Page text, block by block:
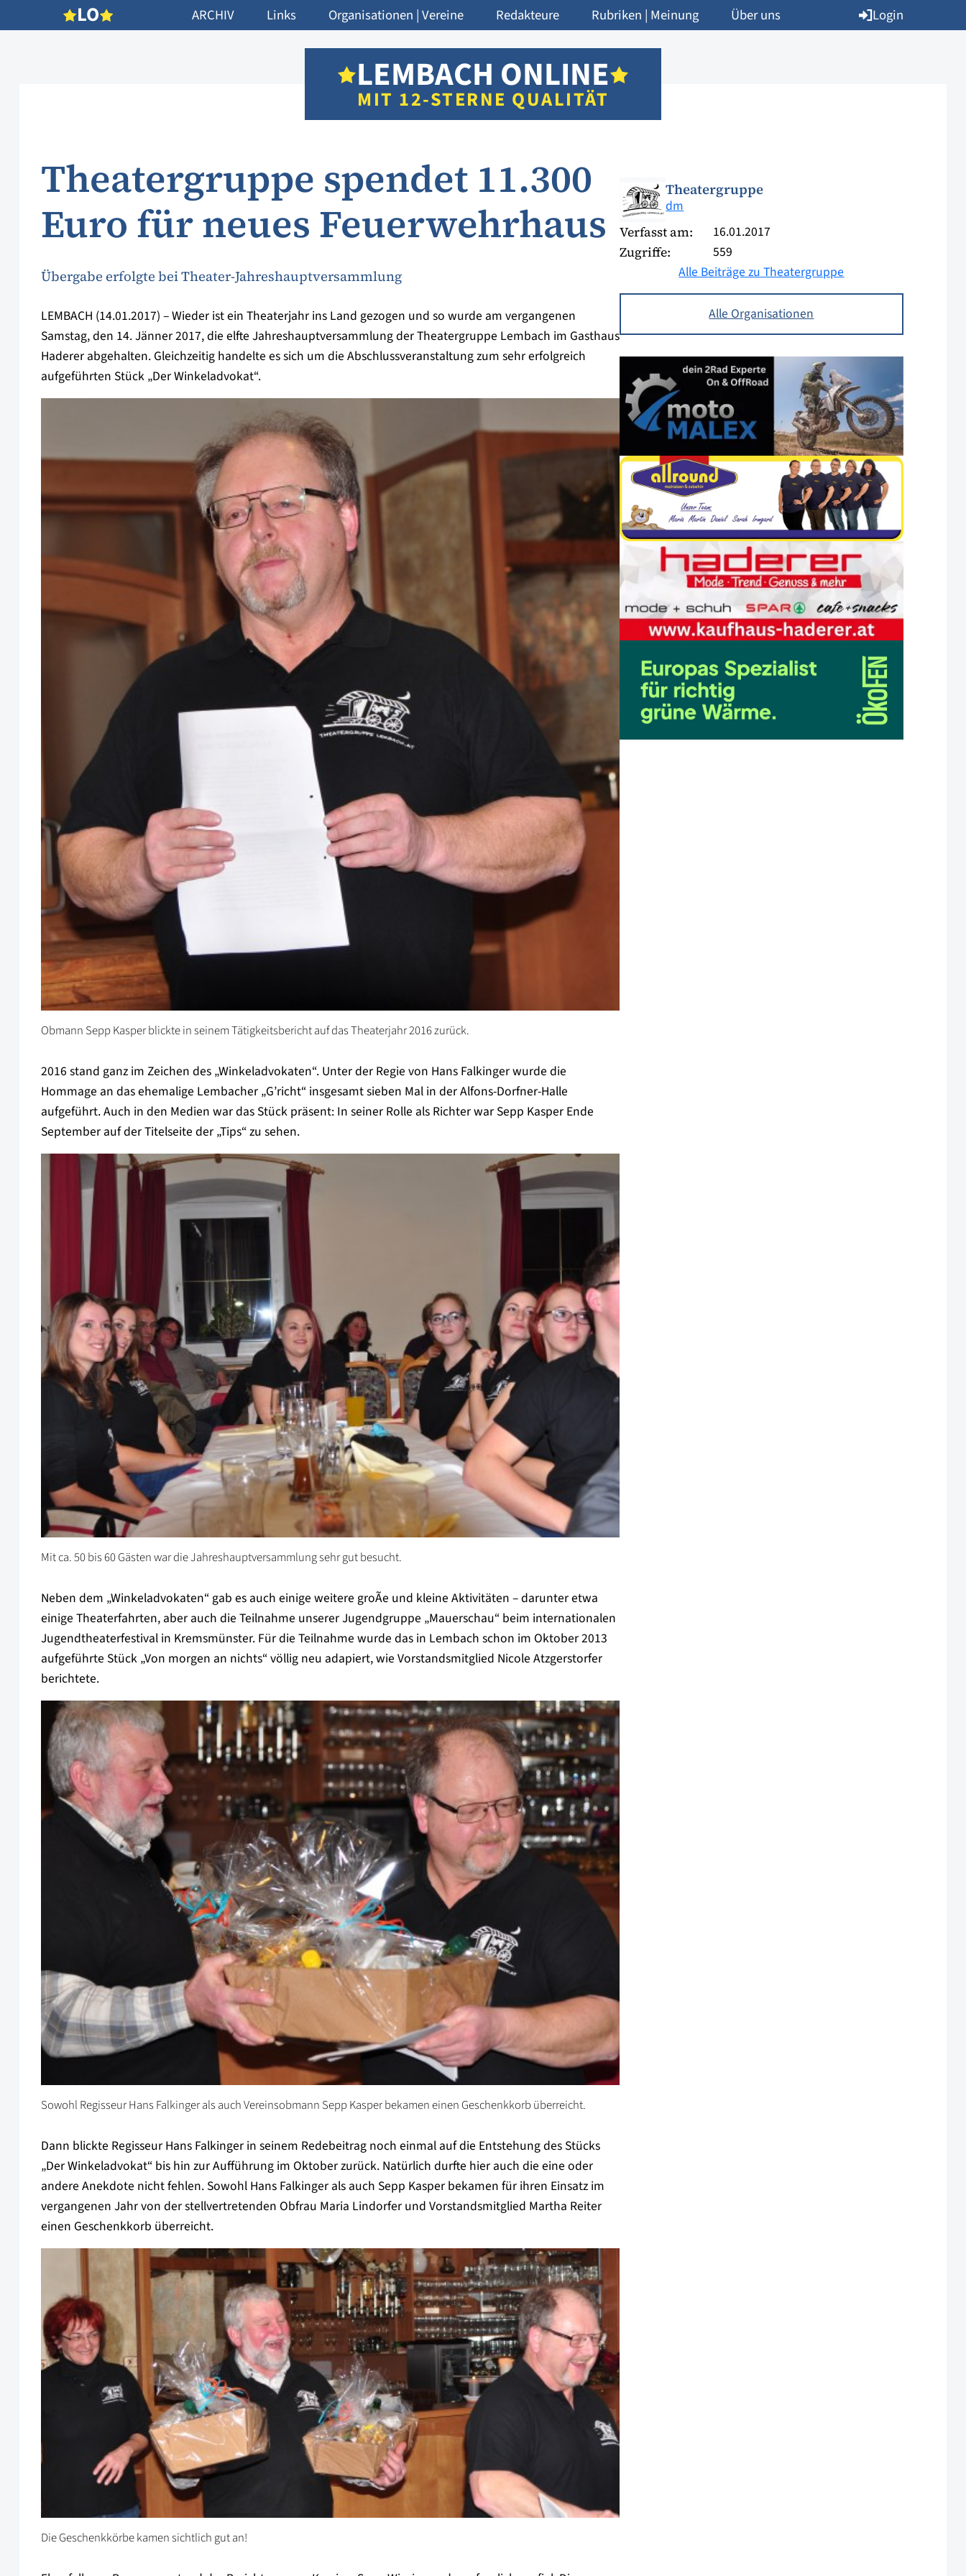
LO ARCHIV Links Organisationen | Vereine Redakteure Rubriken | Meinung Über uns Login
LEMBACH ONLINE
MIT 12-STERNE QUALITÄT
Theatergruppe spendet 11.300
Euro für neues Feuerwehrhaus
Übergabe erfolgte bei Theater-Jahreshauptversammlung
LEMBACH (14.01.2017) – Wieder ist ein Theaterjahr ins Land gezogen und so wurde am vergangenen
Samstag, den 14. Jänner 2017, die elfte Jahreshauptversammlung der Theatergruppe Lembach im Gasthaus
Haderer abgehalten. Gleichzeitig handelte es sich um die Abschlussveranstaltung zum sehr erfolgreich
aufgeführten Stück „Der Winkeladvokat“.
Obmann Sepp Kasper blickte in seinem Tätigkeitsbericht auf das Theaterjahr 2016 zurück.
2016 stand ganz im Zeichen des „Winkeladvokaten“. Unter der Regie von Hans Falkinger wurde die
Hommage an das ehemalige Lembacher „G’richt“ insgesamt sieben Mal in der Alfons-Dorfner-Halle
aufgeführt. Auch in den Medien war das Stück präsent: In seiner Rolle als Richter war Sepp Kasper Ende
September auf der Titelseite der „Tips“ zu sehen.
Mit ca. 50 bis 60 Gästen war die Jahreshauptversammlung sehr gut besucht.
Neben dem „Winkeladvokaten“ gab es auch einige weitere groÃe und kleine Aktivitäten – darunter etwa
einige Theaterfahrten, aber auch die Teilnahme unserer Jugendgruppe „Mauerschau“ beim internationalen
Jugendtheaterfestival in Kremsmünster. Für die Teilnahme wurde das in Lembach schon im Oktober 2013
aufgeführte Stück „Von morgen an nichts“ völlig neu adapiert, wie Vorstandsmitglied Nicole Atzgerstorfer
berichtete.
Sowohl Regisseur Hans Falkinger als auch Vereinsobmann Sepp Kasper bekamen einen Geschenkkorb überreicht.
Dann blickte Regisseur Hans Falkinger in seinem Redebeitrag noch einmal auf die Entstehung des Stücks
„Der Winkeladvokat“ bis hin zur Aufführung im Oktober zurück. Natürlich durfte hier auch die eine oder
andere Anekdote nicht fehlen. Sowohl Hans Falkinger als auch Sepp Kasper bekamen für ihren Einsatz im
vergangenen Jahr von der stellvertretenden Obfrau Maria Lindorfer und Vorstandsmitglied Martha Reiter
einen Geschenkkorb überreicht.
Die Geschenkkörbe kamen sichtlich gut an!
Theatergruppe
dm
Verfasst am: 16.01.2017
Zugriffe:
559
Alle Beiträge zu Theatergruppe
Alle Organisationen